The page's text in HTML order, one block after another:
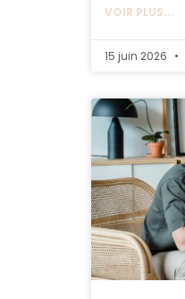
VOIR PLUS...
15 juin 2026